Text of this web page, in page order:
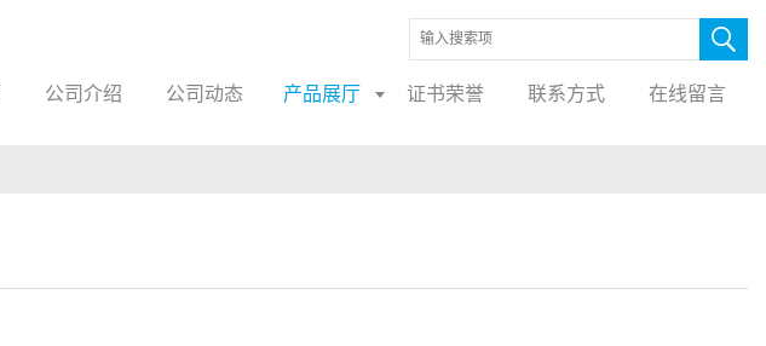
公司介绍 公司动态 产品展厅 证书荣誉 联系方式 在线留言